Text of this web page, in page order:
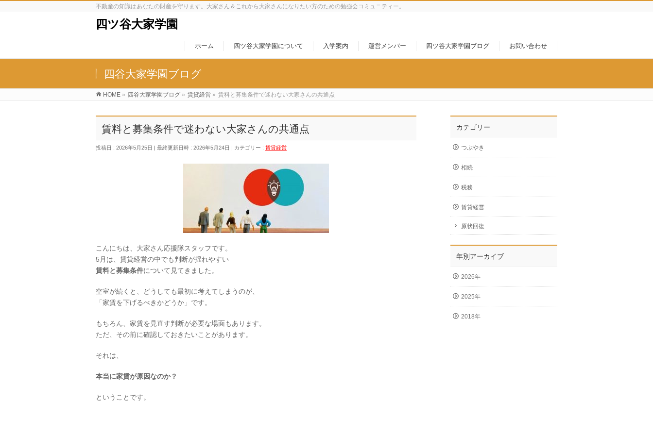
不動産の知識はあなたの財産を守ります。大家さん＆これから大家さんになりたい方のための勉強会コミュニティー。
四ツ谷大家学園
ホーム 四ツ谷大家学園について 入学案内 運営メンバー 四ツ谷大家学園ブログ お問い合わせ
四谷大家学園ブログ
HOME » 四谷大家学園ブログ » 賃貸経営 » 賃料と募集条件で迷わない大家さんの共通点
賃料と募集条件で迷わない大家さんの共通点
投稿日 : 2026年5月25日 最終更新日時 : 2026年5月24日 カテゴリー : 賃貸経営
こんにちは、大家さん応援隊スタッフです。
5月は、賃貸経営の中でも判断が揺れやすい
賃料と募集条件について見てきました。
空室が続くと、どうしても最初に考えてしまうのが、
「家賃を下げるべきかどうか」です。
もちろん、家賃を見直す判断が必要な場面もあります。
ただ、その前に確認しておきたいことがあります。
それは、
本当に家賃が原因なのか？
ということです。
カテゴリー
つぶやき
相続
税務
賃貸経営
原状回復
年別アーカイブ
2026年
2025年
2018年